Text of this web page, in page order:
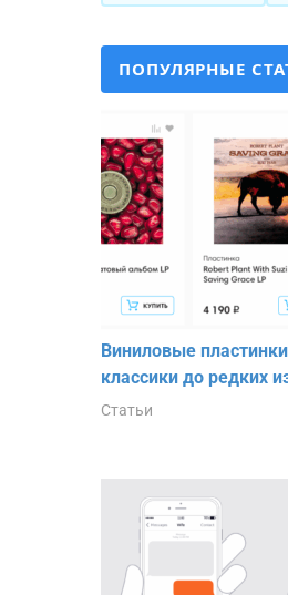
ПОПУЛЯРНЫЕ
Виниловые
классики до редких
Статьи